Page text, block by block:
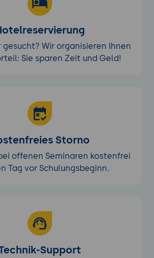
Wir organisieren Ihnen
Sie sparen Zeit und Geld!
Storno
offenen Seminaren kostenfrei
Tag vor Schulungsbeginn.
Support